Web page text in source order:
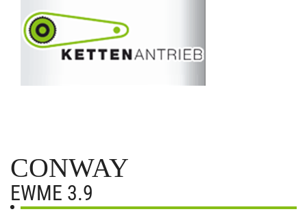
CONWAY
EWME 3.9